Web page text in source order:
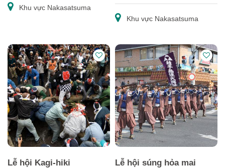
của bản thân.
Khu vực Nakasatsuma
Khu vực Nakasatsuma
Lễ hội Kagi-hiki
Lễ hội súng hỏa mai